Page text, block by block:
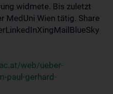
widmete. Bis zuletzt
MedUni Wien tätig. Share
web/ueber-
paul-gerhard-